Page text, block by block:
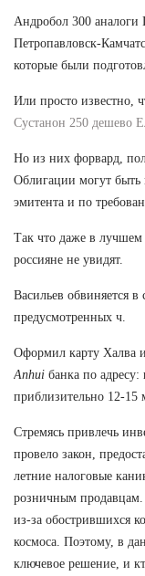
Андробол 300 аналоги
Петропавловск-
которые были
Или просто известно,
Сустанон 250 дешево
Но из них форвард,
Облигации могут
эмитента и по
Так что даже в лучшем
россияне не увидят.
Васильев обвиняется
предусмотренных ч.
Оформил карту Халва
Anhui банка по адресу:
приблизительно 12-15
Стремясь привлечь
провело закон,
летние налоговые
розничным
из-за обострившихся
космоса. Поэтому, в
ключевое решение, и